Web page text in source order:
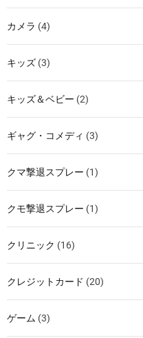
カメラ (4)
キッズ (3)
キッズ＆ベビー (2)
ギャグ・コメディ (3)
クマ撃退スプレー (1)
クモ撃退スプレー (1)
クリニック (16)
クレジットカード (20)
ゲーム (3)